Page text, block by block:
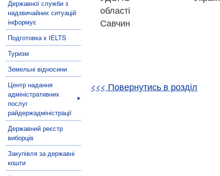
Державної служби з
надзвичайних ситуацій
інформує
Подготовка к IELTS
Туризм
Земельні відносини
Центр надання
адміністративних
послуг
райдержадміністрації
Державний реєстр
виборців
Закупівля за державні
кошти
Савчин
<<< Повернутись в розділ